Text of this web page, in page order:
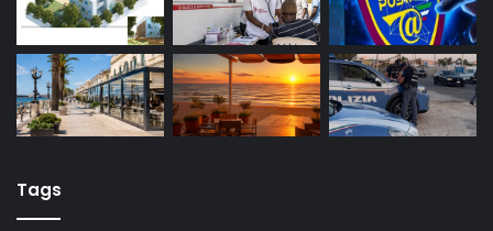
Tags